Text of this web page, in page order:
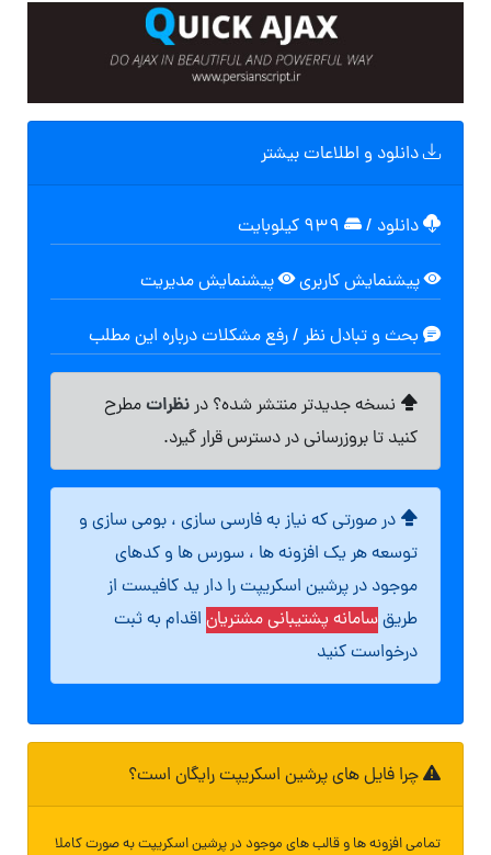
دانلود و اطلاعات بیشتر
دانلود /
پیشنمایش کاربری پیشنمایش مدیریت
بحث و تبادل نظر / رفع مشکلات درباره این مطلب
نسخه جدیدتر منتشر شده؟ درنظراتمطرح
کنید تا بروزرسانی در دسترس قرار گیرد.
در صورتی که نیاز به فارسی سازی ، بومی سازی و
توسعه هر یک افزونه ها ، سورس ها و کدهای
موجود در پرشین اسکریپت را دار ید کافیست از
طریقسامانه پشتیبانی مشتریان اقدام به ثبت
درخواست کنید
چرا فایل های پرشین اسکریپت رایگان است؟
تمامی افزونه ها و قالب های موجود در پرشین اسکریپت به صورت کاملا